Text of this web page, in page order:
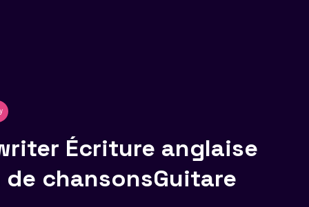
Écriture anglaise
chansonsGuitare